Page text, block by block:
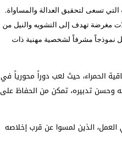
تسعى لتحقيق العدالة والمساواة.
مغرضة تهدف إلى التشويه والنيل من
نموذجاً مشرفاً لشخصية مهنية ذات
الحمراء، حيث لعب دوراً محورياً في
وحسن تدبيره، تمكن من الحفاظ على
الذين لمسوا عن قرب إخلاصه